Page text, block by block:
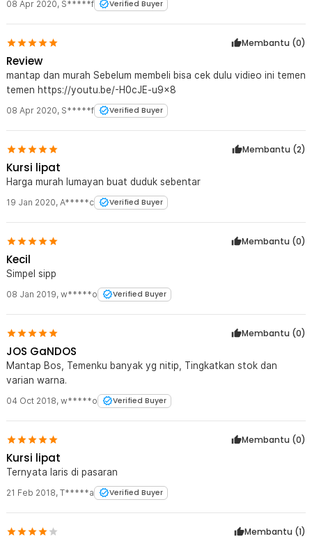
08 Apr 2020, S*****f Verified Buyer
Membantu (0)
Review
mantap dan murah Sebelum membeli bisa cek dulu vidieo ini temen
temen https://youtu.be/-H0cJE-u9x8
08 Apr 2020, S*****f Verified Buyer
Membantu (2)
Kursi lipat
Harga murah lumayan buat duduk sebentar
19 Jan 2020, A*****c Verified Buyer
Membantu (0)
Kecil
Simpel sipp
08 Jan 2019, w*****o Verified Buyer
Membantu (0)
JOS GaNDOS
Mantap Bos, Temenku banyak yg nitip, Tingkatkan stok dan
varian warna.
04 Oct 2018, w*****o Verified Buyer
Membantu (0)
Kursi lipat
Ternyata laris di pasaran
21 Feb 2018, T*****a Verified Buyer
Membantu (1)